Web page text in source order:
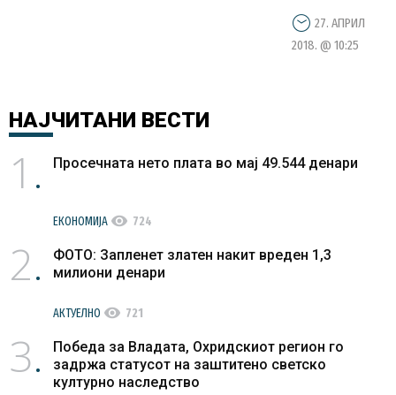
27. АПРИЛ
2018. @ 10:25
НАЈЧИТАНИ ВЕСТИ
1 Просечната нето плата во мај 49.544 денари
ЕКОНОМИЈА visibility 724
2
ФОТО: Запленет златен накит вреден 1,3
милиони денари
АКТУЕЛНО visibility 721
3
Победа за Владата, Охридскиот регион го
задржа статусот на заштитено светско
културно наследство